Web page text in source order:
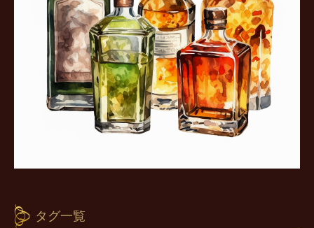
タグ一覧